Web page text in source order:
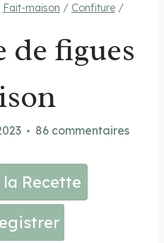
Fait-maison / Confiture /
figues
86 commentaires
Recette